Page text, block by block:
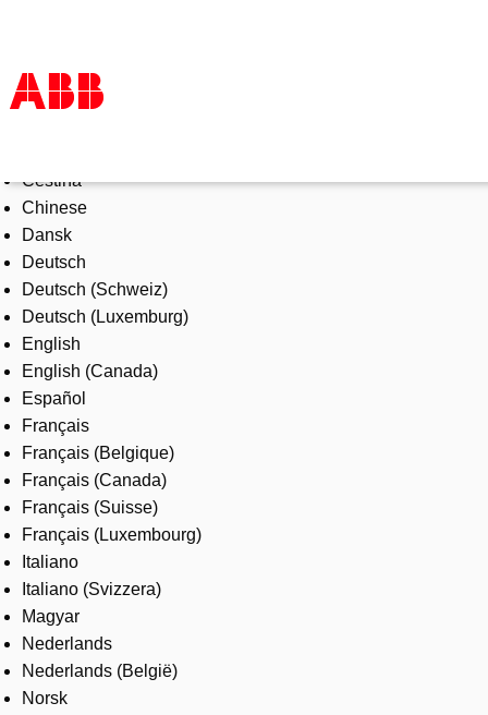
Products & Solutions
Industries
Services
About us
Where to buy
Contact us
Careers
Čeština
Chinese
Dansk
Deutsch
Deutsch (Schweiz)
Deutsch (Luxemburg)
English
English (Canada)
Español
Français
Français (Belgique)
Français (Canada)
Français (Suisse)
Français (Luxembourg)
Italiano
Italiano (Svizzera)
Magyar
Nederlands
Nederlands (België)
Norsk